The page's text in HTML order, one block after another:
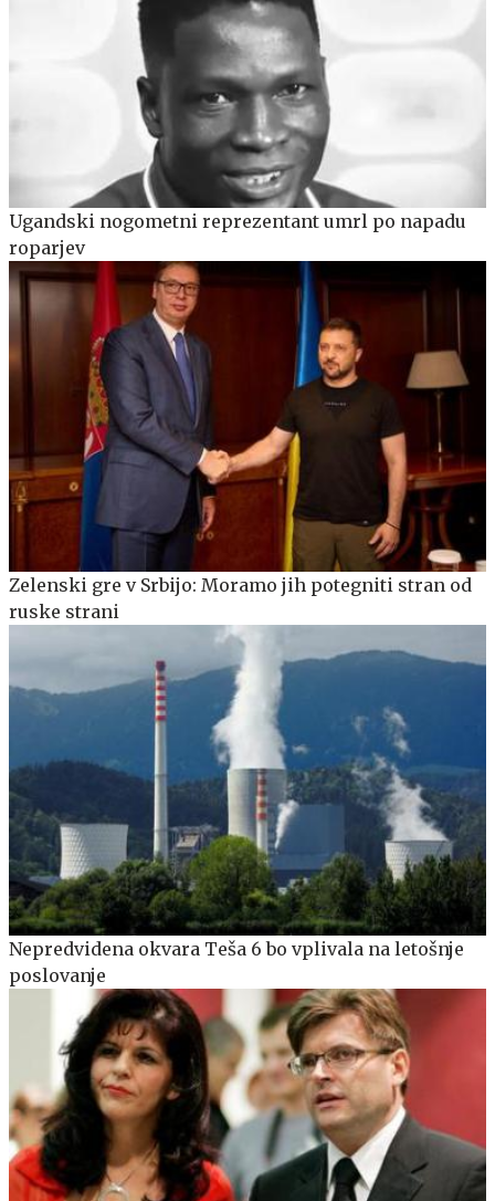
Ugandski nogometni reprezentant umrl po napadu
roparjev
Zelenski gre v Srbijo: Moramo jih potegniti stran od
ruske strani
Nepredvidena okvara Teša 6 bo vplivala na letošnje
poslovanje